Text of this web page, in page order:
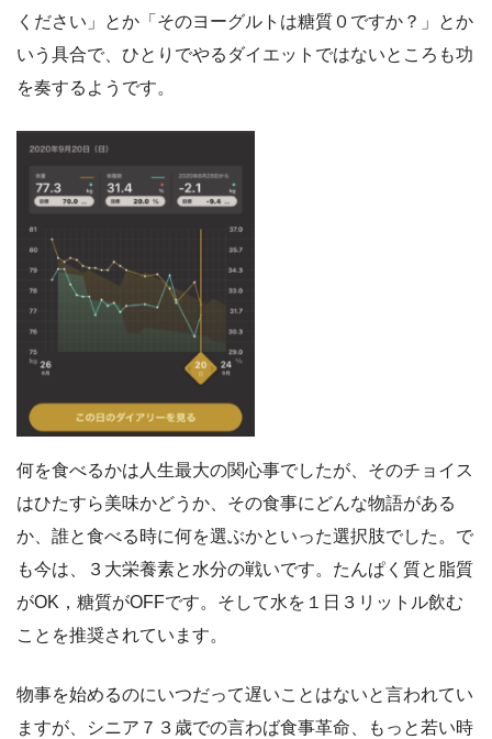
ください」とか「そのヨーグルトは糖質０ですか？」とか
いう具合で、ひとりでやるダイエットではないところも功
を奏するようです。
何を食べるかは人生最大の関心事でしたが、そのチョイス
はひたすら美味かどうか、その食事にどんな物語がある
か、誰と食べる時に何を選ぶかといった選択肢でした。で
も今は、３大栄養素と水分の戦いです。たんぱく質と脂質
がOK，糖質がOFFです。そして水を１日３リットル飲む
ことを推奨されています。
物事を始めるのにいつだって遅いことはないと言われてい
ますが、シニア７３歳での言わば食事革命、もっと若い時